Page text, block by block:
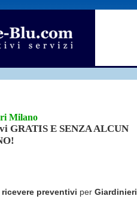
Giardinieri
Idraulici
Milano
GRATIS E SENZA ALCUN
ricevere preventivi per Giardinieri